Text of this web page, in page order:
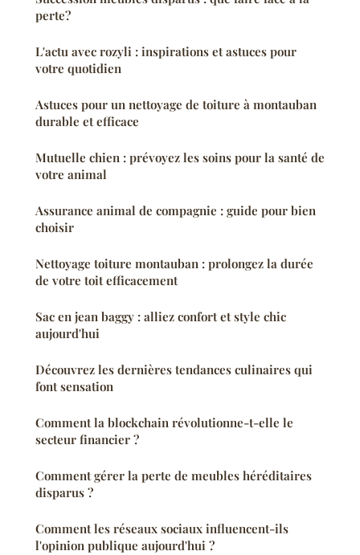
perte?
L'actu avec rozyli : inspirations et astuces pour
votre quotidien
Astuces pour un nettoyage de toiture à montauban
durable et efficace
Mutuelle chien : prévoyez les soins pour la santé de
votre animal
Assurance animal de compagnie : guide pour bien
choisir
Nettoyage toiture montauban : prolongez la durée
de votre toit efficacement
Sac en jean baggy : alliez confort et style chic
aujourd'hui
Découvrez les dernières tendances culinaires qui
font sensation
Comment la blockchain révolutionne-t-elle le
secteur financier ?
Comment gérer la perte de meubles héréditaires
disparus ?
Comment les réseaux sociaux influencent-ils
l'opinion publique aujourd'hui ?